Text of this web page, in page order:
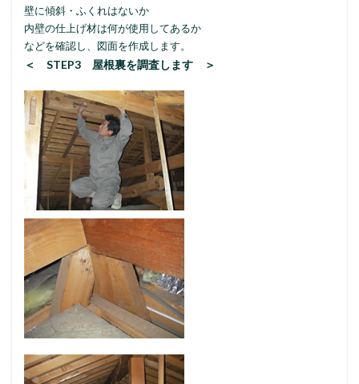
壁に傾斜・ふくれはないか
内壁の仕上げ材は何が使用してあるか
などを確認し、図面を作成します。
＜ STEP3 屋根裏を調査します ＞